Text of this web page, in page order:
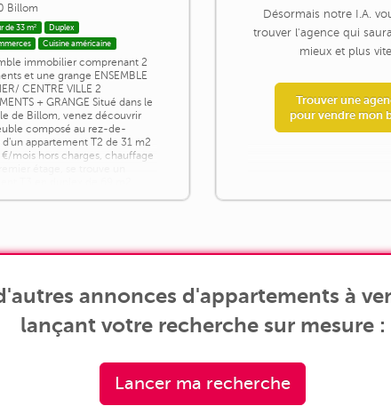
Billom
de 33 m²
Duplex
Cuisine américaine
immobilier comprenant 2
et une grange ENSEMBLE
CENTRE VILLE 2
+ GRANGE Situé dans le
de Billom, venez découvrir
composé au rez-de-
d'un appartement T2 de 31 m2
mois hors charges, chauffage
Désormais notre I.A.
trouver l'agence qui
mieux et plus
Trouver une
pour vendre mon
annonces d'appartements à
lançant votre recherche sur mesure :
Lancer ma recherche